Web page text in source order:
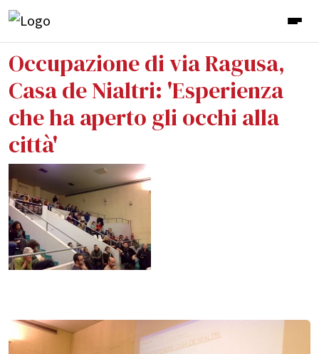
Occupazione di via Ragusa,
Casa de Nialtri: 'Esperienza
che ha aperto gli occhi alla
città'